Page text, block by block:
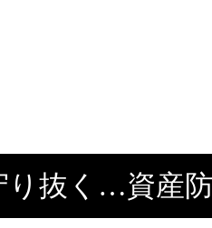
り抜く…資産